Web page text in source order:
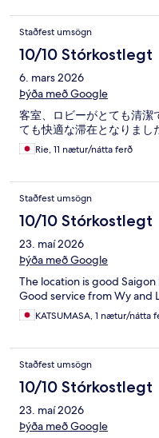
Staðfest umsögn
10/10 Stórkostlegt
6. mars 2026
Þýða með Google
客室、ロビーがとても清潔
ても快適な滞在となりまし
Rie, 11 nætur/nátta ferð
Staðfest umsögn
10/10 Stórkostlegt
23. maí 2026
Þýða með Google
The location is good
Good service from Wy and
KATSUMASA, 1 nætur/nátta
Staðfest umsögn
10/10 Stórkostlegt
23. maí 2026
Þýða með Google